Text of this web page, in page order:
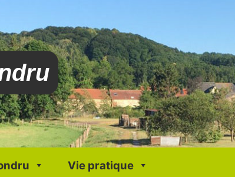
Vie pratique